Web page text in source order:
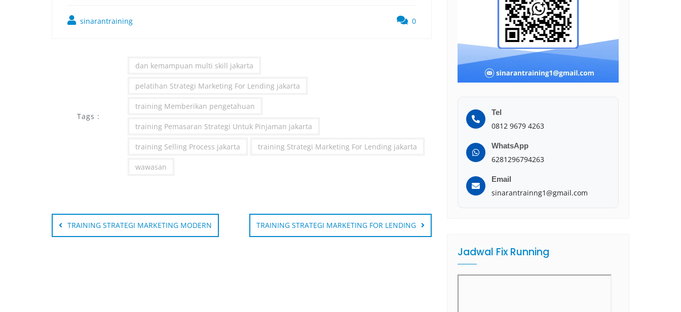
sinarantraining 0
Tags :
dan kemampuan multi skill jakarta
pelatihan Strategi Marketing For Lending jakarta
training Memberikan pengetahuan
training Pemasaran Strategi Untuk Pinjaman jakarta
training Selling Process jakarta training Strategi Marketing For Lending jakarta
wawasan
navigation
TRAINING STRATEGI MARKETING MODERN TRAINING STRATEGI MARKETING FOR LENDING
Tel
0812 9679 4263
WhatsApp
6281296794263
Email
sinarantrainng1@gmail.com
Jadwal Fix Running